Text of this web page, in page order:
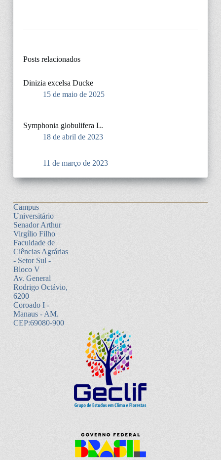
Posts relacionados
Dinizia excelsa Ducke
15 de maio de 2025
Symphonia globulifera L.
18 de abril de 2023
11 de março de 2023
Campus
Universitário
Senador Arthur
Virgílio Filho
Faculdade de
Ciências Agrárias
- Setor Sul -
Bloco V
Av. General
Rodrigo Octávio,
6200
Coroado I -
Manaus - AM.
CEP:69080-900